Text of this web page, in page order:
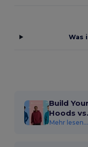
Was
Build
Hoods
Mehr lesen...